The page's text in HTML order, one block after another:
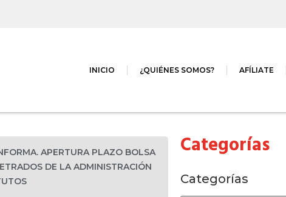
INICIO ¿QUIÉNES SOMOS? AFÍLIATE
APERTURA PLAZO BOLSA
DE LA ADMINISTRACIÓN
Categorías
Categorías